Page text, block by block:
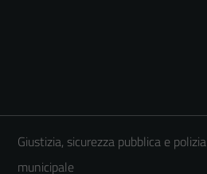
Giustizia, sicurezza pubblica e polizia
municipale